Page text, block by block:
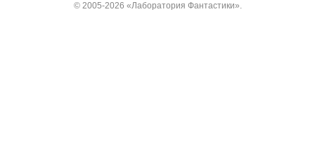
© 2005-2026 «Лаборатория Фантастики».